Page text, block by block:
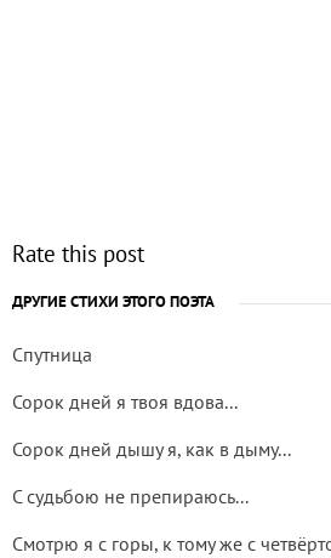
Rate this post
ДРУГИЕ СТИХИ ЭТОГО ПОЭТА
Спутница
Сорок дней я твоя вдова...
Сорок дней дышу я, как в дыму...
С судьбою не препираюсь...
Смотрю я с горы, к тому же с